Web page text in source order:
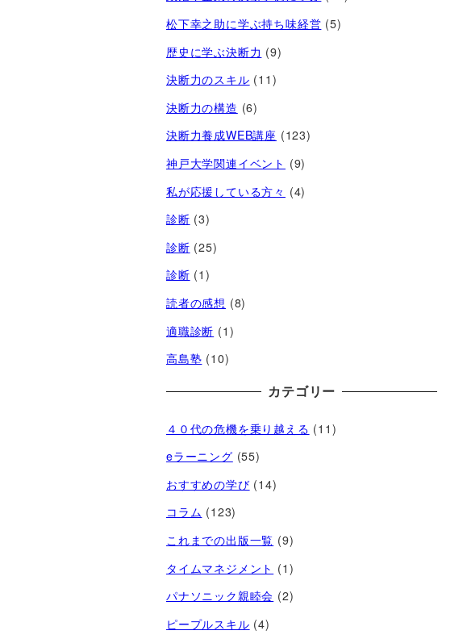
松下幸之助に学ぶ持ち味経営 (5)
歴史に学ぶ決断力 (9)
決断力のスキル (11)
決断力の構造 (6)
決断力養成WEB講座 (123)
神戸大学関連イベント (9)
私が応援している方々 (4)
診断 (3)
診断 (25)
診断 (1)
読者の感想 (8)
適職診断 (1)
高島塾 (10)
カテゴリー
４０代の危機を乗り越える (11)
eラーニング (55)
おすすめの学び (14)
コラム (123)
これまでの出版一覧 (9)
タイムマネジメント (1)
パナソニック親睦会 (2)
ピープルスキル (4)